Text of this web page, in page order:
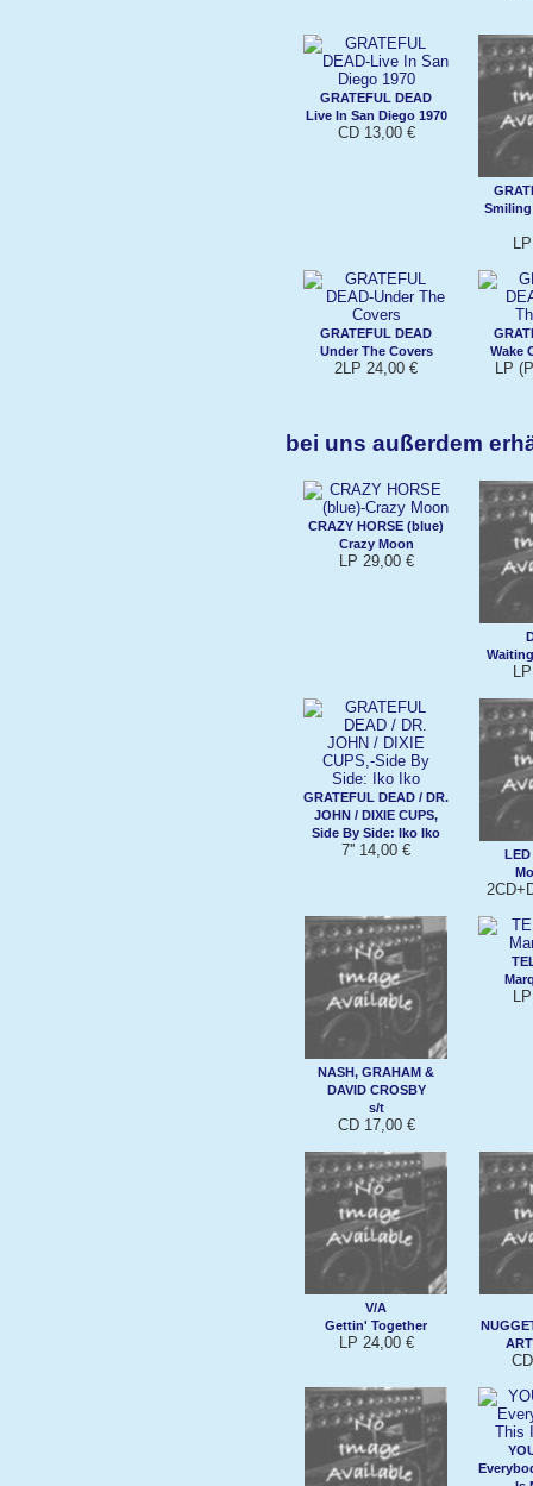
GRATEFUL DEAD
Live In San Diego 1970
CD 13,00 €
GRATEFUL DEAD
Under The Covers
2LP 24,00 €
Wake
LP
bei uns außerdem
CRAZY HORSE (blue)
Crazy Moon
LP 29,00 €
GRATEFUL DEAD / DR.
JOHN / DIXIE CUPS,
Side By Side: Iko Iko
7'' 14,00 €
LED
NASH, GRAHAM &
DAVID CROSBY
s/t
CD 17,00 €
V/A
Gettin' Together
LP 24,00 €